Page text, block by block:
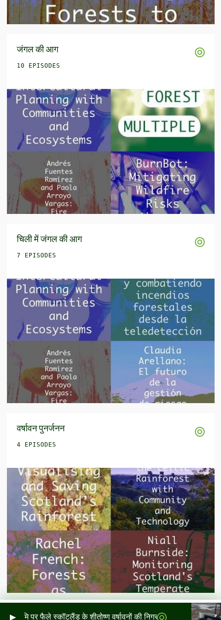
जंगल की आग
10 EPISODES
चिली में जंगल की आग
7 EPISODES
वर्षावन पुनर्जनन
4 EPISODES
पर फैले स्कॉटलैंड के शीतोष्ण वर्षावनों की निगरानी